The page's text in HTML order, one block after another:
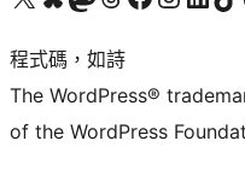
程式碼，如詩
The WordPress®
of the WordPress